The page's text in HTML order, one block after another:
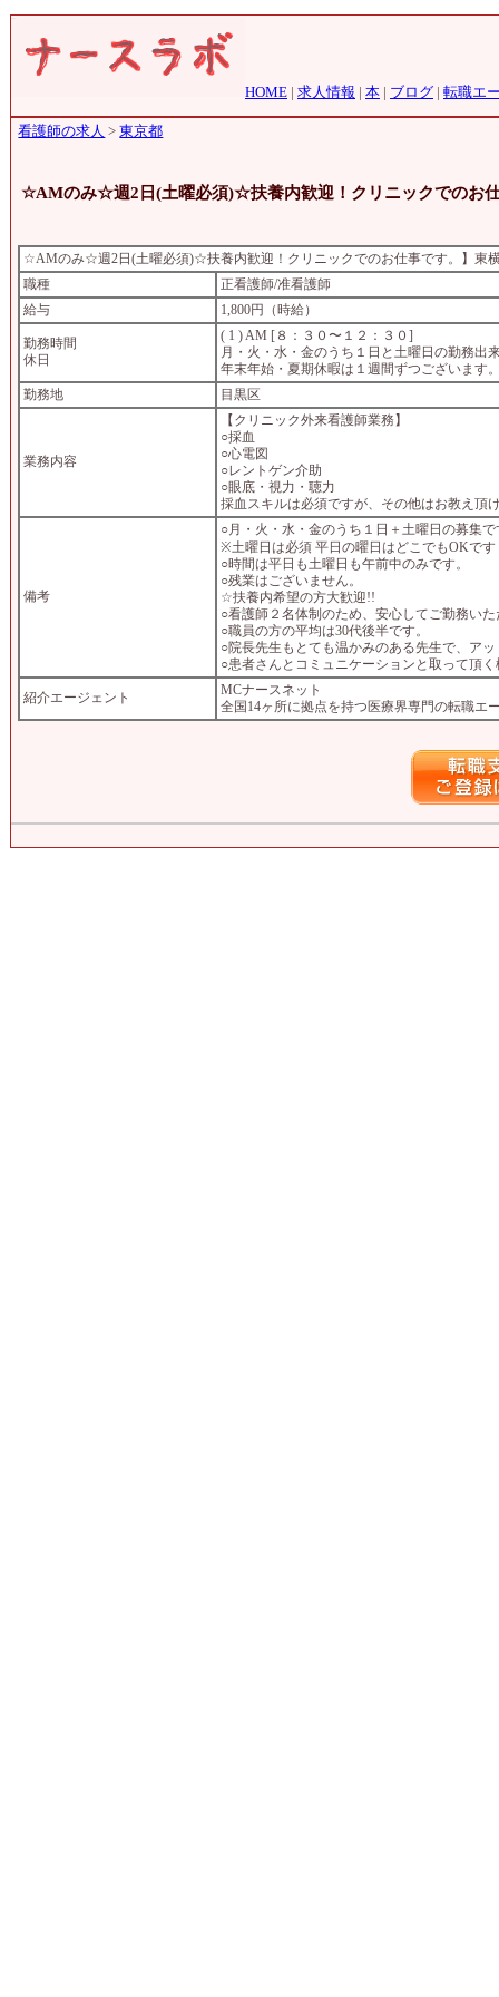
HOME | 求人情報 | 本 | ブログ | 転職エ
看護師の求人 >東京都
☆AMのみ☆週2日(土曜必須)☆扶養内歓迎！クリニックでのお
☆AMのみ☆週2日(土曜必須)☆扶養内歓迎！クリニックでのお仕事です。】東
職種
正看護師/准看護師
給与
1,800円（時給）
勤務時間
休日
( 1 ) AM [８：３０〜１２：３０]
月・火・水・金のうち１日と土曜日の勤務出
年末年始・夏期休暇は１週間ずつございます
勤務地
目黒区
業務内容
【クリニック外来看護師業務】
○採血
○心電図
○レントゲン介助
○眼底・視力・聴力
採血スキルは必須ですが、その他はお教え頂
備考
○月・火・水・金のうち１日＋土曜日の募集で
※土曜日は必須 平日の曜日はどこでもOKです
○時間は平日も土曜日も午前中のみです。
○残業はございません。
☆扶養内希望の方大歓迎!!
○看護師２名体制のため、安心してご勤務い
○職員の方の平均は30代後半です。
○院長先生もとても温かみのある先生で、ア
○患者さんとコミュニケーションと取って頂
紹介エージェント
MCナースネット
全国14ヶ所に拠点を持つ医療界専門の転職エ